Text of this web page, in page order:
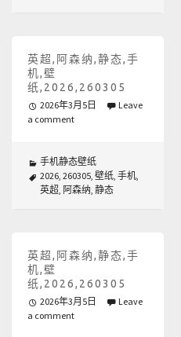
英超,阿森纳,静态,手
机,壁
纸,2026,260305
2026年3月5日
Leave
a comment
手机静态壁纸
2026, 260305, 壁纸, 手机,
英超, 阿森纳, 静态
英超,阿森纳,静态,手
机,壁
纸,2026,260305
2026年3月5日
Leave
a comment